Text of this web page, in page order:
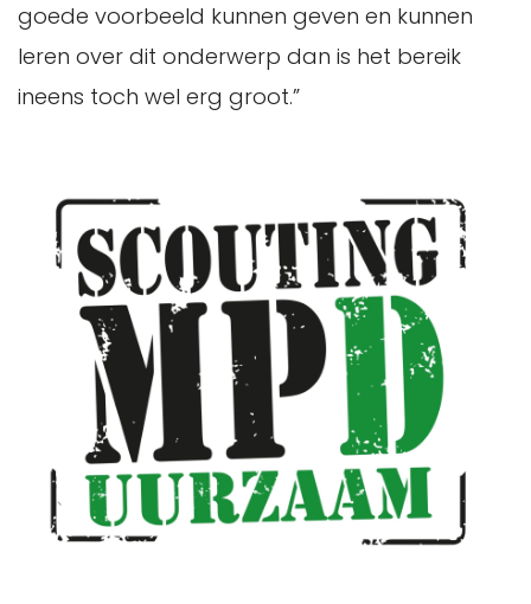
goede voorbeeld kunnen geven en kunnen
leren over dit onderwerp dan is het bereik
ineens toch wel erg groot.”